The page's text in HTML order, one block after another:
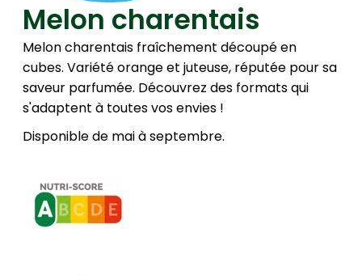
Melon charentais
Melon charentais fraîchement découpé en
cubes. Variété orange et juteuse, réputée pour sa
saveur parfumée. Découvrez des formats qui
s'adaptent à toutes vos envies !
Disponible de mai à septembre.